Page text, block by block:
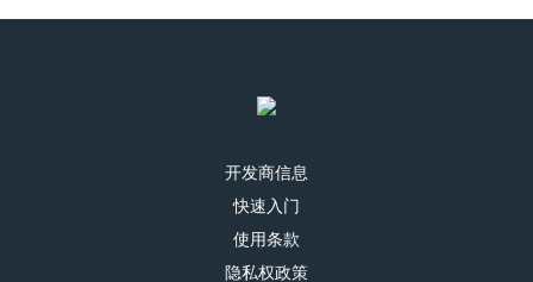
开发商信息
快速入门
使用条款
隐私权政策